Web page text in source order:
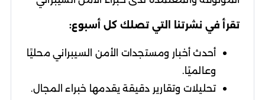
تقرأ في نشرتنا التي تصلك كل أسبوع:
أحدث أخبار ومستجدات الأمن السيبراني محليًا
وعالميًا.
تحليلات وتقارير دقيقة يقدمها خبراء المجال.